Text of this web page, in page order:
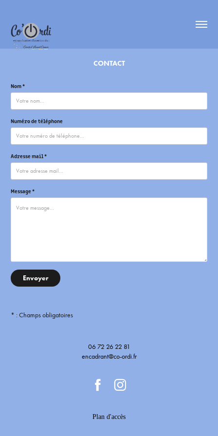
CONTACT
Nom *
Numéro de téléphone
Adresse mail *
Message *
Envoyer
* : Champs obligatoires
06 72 26 22 81
encadrant@co-ordi.fr
Plan d'accès